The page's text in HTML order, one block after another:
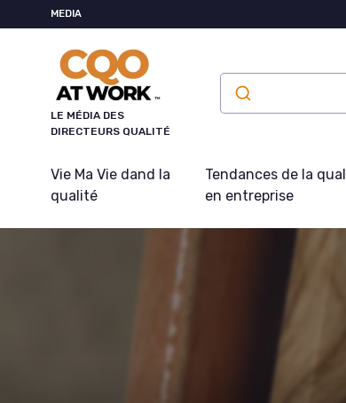
MEDIA
LE MÉDIA DES
DIRECTEURS QUALITÉ
Vie Ma Vie dand la
qualité
Tendances de la
en entreprise
Panneau de gestion des cookies